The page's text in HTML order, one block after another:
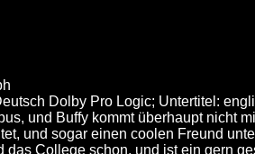
Dolby Pro Logic; Untertitel:
und Buffy kommt überhaupt nicht
und sogar einen coolen Freund
das College schon, und ist ein gern